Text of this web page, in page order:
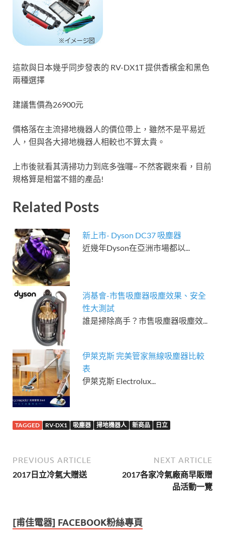
這款與日本幾乎同步發表的 RV-DX1T 提供香檳金和黑色
兩種選擇
建議售價為26900元
價格落在主流掃地機器人的價位帶上，雖然不是平易近
人，但與各大掃地機器人相較也不算太貴。
上市後就看其清掃功力到底多強囉~ 不然客觀來看，目前
規格算是相當不錯的產品!
Related Posts
新上市- Dyson DC37 吸塵器
近幾年Dyson在亞洲市場都以...
消基會-市售吸塵器吸塵效果、安全
性大測試
誰是掃除高手？市售吸塵器吸塵效...
伊萊克斯 完美管家無線吸塵器比較
表
伊萊克斯 Electrolux...
TAGGED RV-DX1 吸塵器 掃地機器人 新商品 日立
PREVIOUS ARTICLE
2017日立冷氣大贈送
NEXT ARTICLE
2017各家冷氣廠商早販贈
品活動一覽
[甫佳電器] FACEBOOK粉絲專頁